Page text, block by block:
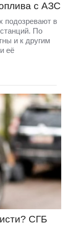
с АЗС
подозревают в
По
и к другим
её
СГБ